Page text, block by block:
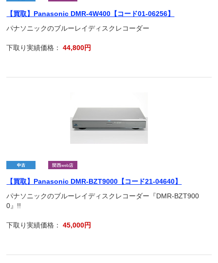
【買取】Panasonic DMR-4W400【コード01-06256】
パナソニックのブルーレイディスクレコーダー
下取り実績価格：44,800円
【買取】Panasonic DMR-BZT9000【コード21-04640】
パナソニックのブルーレイディスクレコーダー『DMR-BZT900
0』!!
下取り実績価格：45,000円